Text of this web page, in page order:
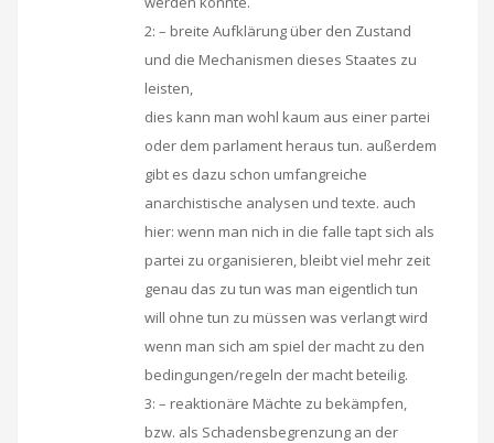
2: – breite Aufklärung über den Zustand
und die Mechanismen dieses Staates zu
leisten,
dies kann man wohl kaum aus einer partei
oder dem parlament heraus tun. außerdem
gibt es dazu schon umfangreiche
anarchistische analysen und texte. auch
hier: wenn man nich in die falle tapt sich als
partei zu organisieren, bleibt viel mehr zeit
genau das zu tun was man eigentlich tun
will ohne tun zu müssen was verlangt wird
wenn man sich am spiel der macht zu den
bedingungen/regeln der macht beteilig.
3: – reaktionäre Mächte zu bekämpfen,
bzw. als Schadensbegrenzung an der